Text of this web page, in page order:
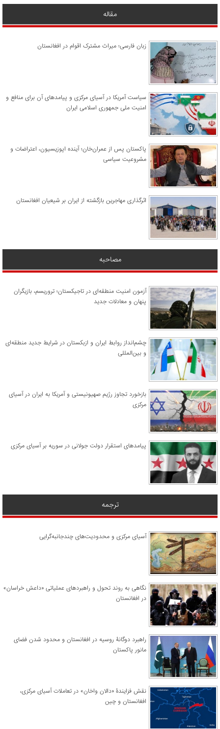
مقاله
زبان فارسی؛ میراث مشترک اقوام در افغانستان
سیاست آمریکا در آسیای مرکزی و پیامدهای آن برای منافع و
امنیت ملی جمهوری اسلامی ایران
پاکستان پس از عمران‌خان؛ آینده اپوزیسیون، اعتراضات و
مشروعیت سیاسی
اثرگذاری مهاجرین بازگشته از ایران بر شیعیان افغانستان
مصاحبه
آزمون امنیت منطقه‌ای در تاجیکستان؛ تروریسم، بازیگران
پنهان و معادلات جدید
چشم‌انداز روابط ایران و ازبکستان در شرایط جدید منطقه‌ای
و بین‌المللی
​بازخورد تجاوز رژیم صهیونیستی و آمریکا به ایران در آسیای
مرکزی
پیامدهای استقرار دولت جولانی در سوریه بر آسیای مرکزی
ترجمه
آسیای مرکزی و محدودیت‌های چندجانبه‌گرایی
نگاهی به روند تحول و راهبردهای عملیاتی «داعش خراسان»
در افغانستان
راهبرد دوگانۀ روسیه در افغانستان و محدود شدن فضای
مانور پاکستان
نقش فزایندۀ «دالان واخان» در تعاملات آسیای مرکزی،
افغانستان و چین